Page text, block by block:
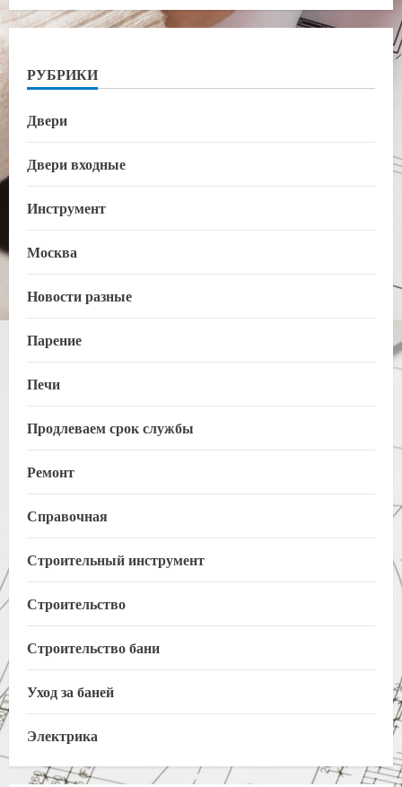
РУБРИКИ
Двери
Двери входные
Инструмент
Москва
Новости разные
Парение
Печи
Продлеваем срок службы
Ремонт
Справочная
Строительный инструмент
Строительство
Строительство бани
Уход за баней
Электрика